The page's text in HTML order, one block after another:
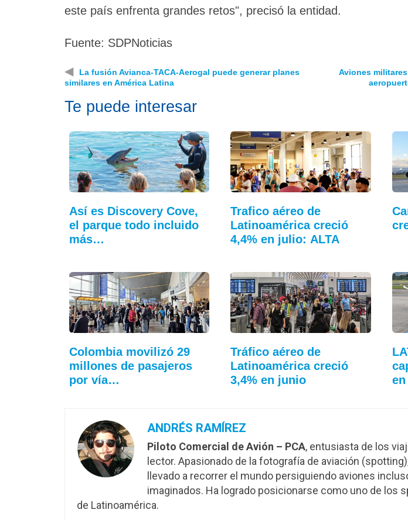
este país enfrenta grandes retos", precisó la entidad.
Fuente: SDPNoticias
◀
La fusión Avianca-TACA-Aerogal puede generar planes
similares en América Latina
Aviones
Te puede interesar
Así es Discovery Cove,
el parque todo incluido
más…
Trafico aéreo de
Latinoamérica creció
4,4% en julio: ALTA
Colombia movilizó 29
millones de pasajeros
por vía…
Tráfico aéreo de
Latinoamérica creció
3,4% en junio
ANDRÉS RAMÍREZ
Piloto Comercial de Avión – PCA, entusiasta de los
lector. Apasionado de la fotografía de aviación
llevado a recorrer el mundo persiguiendo aviones
imaginados. Ha logrado posicionarse como uno de los
de Latinoamérica.